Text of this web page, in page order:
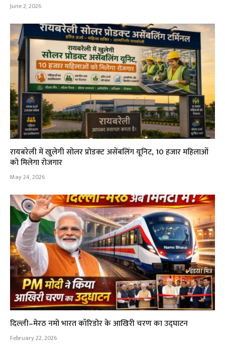
June 2, 2026
रायबरेली में खुलेगी सोलर प्रोडक्ट असेंबलिंग यूनिट, 10 हजार महिलाओं
को मिलेगा रोजगार
May 24, 2026
दिल्ली–मेरठ नमो भारत कॉरिडोर के आखिरी चरण का उद्घाटन
February 22, 2026